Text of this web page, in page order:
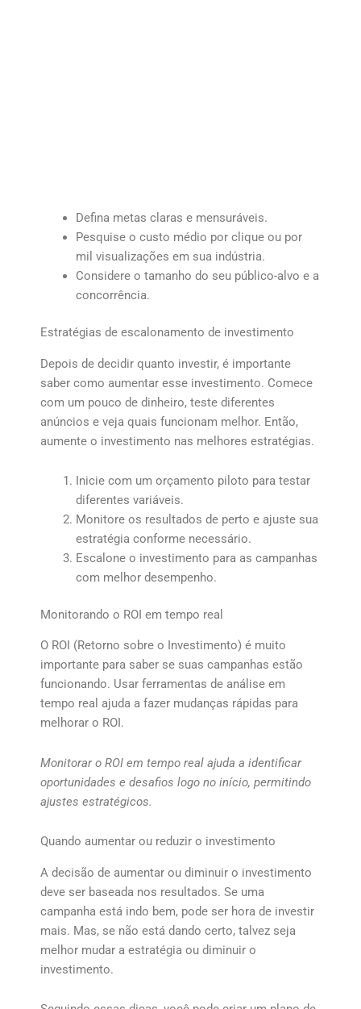
Defina metas claras e mensuráveis.
Pesquise o custo médio por clique ou por
mil visualizações em sua indústria.
Considere o tamanho do seu público-alvo e a
concorrência.
Estratégias de escalonamento de investimento
Depois de decidir quanto investir, é importante
saber como aumentar esse investimento. Comece
com um pouco de dinheiro, teste diferentes
anúncios e veja quais funcionam melhor. Então,
aumente o investimento nas melhores estratégias.
Inicie com um orçamento piloto para testar
diferentes variáveis.
Monitore os resultados de perto e ajuste sua
estratégia conforme necessário.
Escalone o investimento para as campanhas
com melhor desempenho.
Monitorando o ROI em tempo real
O ROI (Retorno sobre o Investimento) é muito
importante para saber se suas campanhas estão
funcionando. Usar ferramentas de análise em
tempo real ajuda a fazer mudanças rápidas para
melhorar o ROI.
Monitorar o ROI em tempo real ajuda a identificar
oportunidades e desafios logo no início, permitindo
ajustes estratégicos.
Quando aumentar ou reduzir o investimento
A decisão de aumentar ou diminuir o investimento
deve ser baseada nos resultados. Se uma
campanha está indo bem, pode ser hora de investir
mais. Mas, se não está dando certo, talvez seja
melhor mudar a estratégia ou diminuir o
investimento.